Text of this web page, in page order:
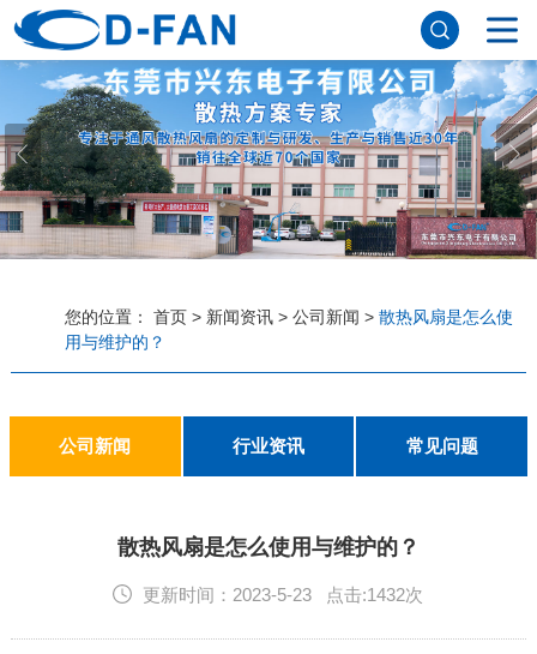
网站首页
关于妖精视频网站下载
公司简介
董事长寄语
发展历程
公司优势
企业文化
荣誉资质
企业风采
仪器设备
视频中心
产品中心
工程案例
解决方案
公司新闻
行业资讯
常见问题
联系妖精视频网站下载
您的位置： 首页> 新闻资讯> 公司新闻 > 散热风扇是怎么使
用与维护的？
公司新闻 行业资讯 常见问题
散热风扇是怎么使用与维护的？
更新时间：2023-5-23 点击:1432次